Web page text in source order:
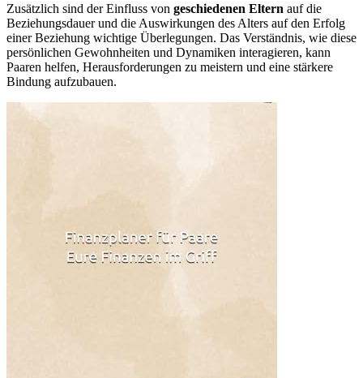
Zusätzlich sind der Einfluss von geschiedenen Eltern auf die
Beziehungsdauer und die Auswirkungen des Alters auf den Erfolg
einer Beziehung wichtige Überlegungen. Das Verständnis, wie diese
persönlichen Gewohnheiten und Dynamiken interagieren, kann
Paaren helfen, Herausforderungen zu meistern und eine stärkere
Bindung aufzubauen.